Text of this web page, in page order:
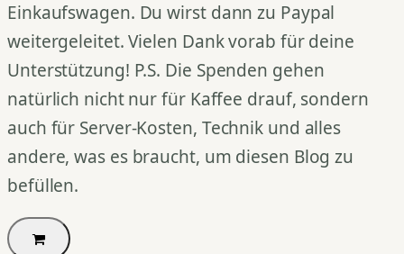
Einkaufswagen. Du wirst dann zu Paypal
weitergeleitet. Vielen Dank vorab für deine
Unterstützung! P.S. Die Spenden gehen
natürlich nicht nur für Kaffee drauf, sondern
auch für Server-Kosten, Technik und alles
andere, was es braucht, um diesen Blog zu
befüllen.